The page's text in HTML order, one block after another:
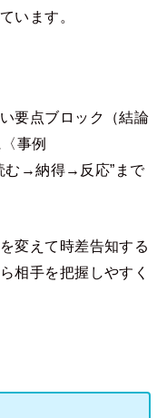
います。
要点ブロック（結論
事例
む→納得→反応”まで
変えて時差告知する
相手を把握しやすく